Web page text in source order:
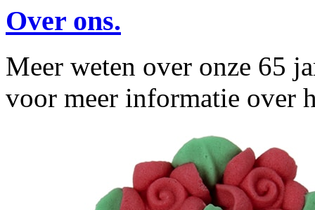
Over ons.
Meer weten over onze 65
voor meer informatie over